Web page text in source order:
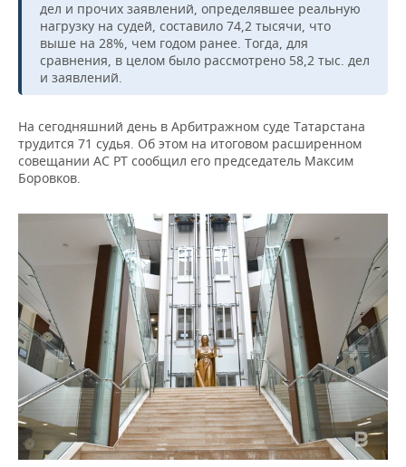
ВОЛЕЙБОЛ
КИБЕРСПОРТ
ВОДНЫЕ ВИДЫ СПОРТА
ХОККЕЙ С МЯЧОМ
ИСТОРИЯ
КУЛЬТУРА
ОБРАЗОВАНИЕ
ПРОИСШЕСТВИЯ
СПИСОК ПЕРСОН
СПИСОК КОМПАНИЙ
ПОЛНАЯ ВЕРСИЯ
дел и прочих заявлений, определявшее реальную
нагрузку на судей, составило 74,2 тысячи, что
выше на 28%, чем годом ранее. Тогда, для
сравнения, в целом было рассмотрено 58,2 тыс. дел
и заявлений.
На сегодняшний день в Арбитражном суде Татарстана
трудится 71 судья. Об этом на итоговом расширенном
совещании АС РТ сообщил его председатель Максим
Боровков.